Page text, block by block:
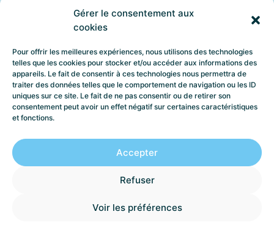
Gérer le consentement aux
cookies
Pour offrir les meilleures expériences, nous utilisons des technologies
telles que les cookies pour stocker et/ou accéder aux informations des
appareils. Le fait de consentir à ces technologies nous permettra de
traiter des données telles que le comportement de navigation ou les ID
uniques sur ce site. Le fait de ne pas consentir ou de retirer son
consentement peut avoir un effet négatif sur certaines caractéristiques
et fonctions.
Accepter
Refuser
Voir les préférences
— 30 × 30 cm
— 50 × 50 cm
et sur-mesure
l’ensemble des cadres Apparences, les caisses américaines
peuvent être réalisées sur mesure. Dimensions spécifiques,
particulières, adaptations techniques ou intégration dans des
scénographiques peuvent être étudiées sur demande.
tout projet spécifique ou besoin professionnel, notre atelier vous
dans la conception de solutions adaptées, en cohérence